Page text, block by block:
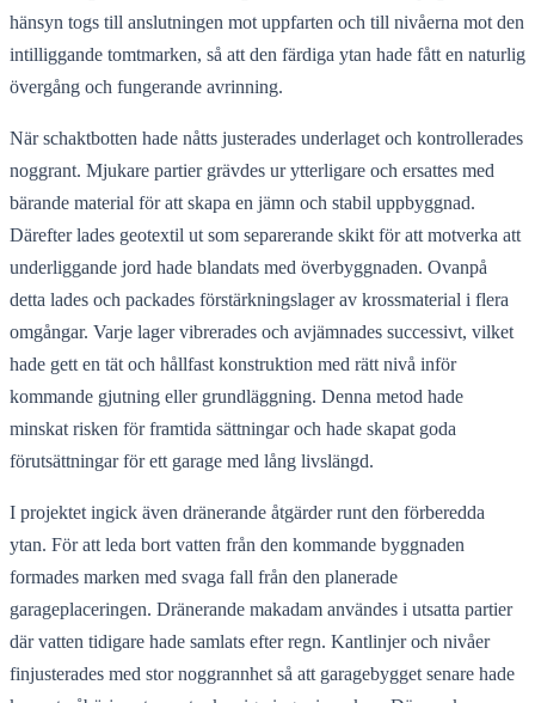
hänsyn togs till anslutningen mot uppfarten och till nivåerna mot den
intilliggande tomtmarken, så att den färdiga ytan hade fått en naturlig
övergång och fungerande avrinning.
När schaktbotten hade nåtts justerades underlaget och kontrollerades
noggrant. Mjukare partier grävdes ur ytterligare och ersattes med
bärande material för att skapa en jämn och stabil uppbyggnad.
Därefter lades geotextil ut som separerande skikt för att motverka att
underliggande jord hade blandats med överbyggnaden. Ovanpå
detta lades och packades förstärkningslager av krossmaterial i flera
omgångar. Varje lager vibrerades och avjämnades successivt, vilket
hade gett en tät och hållfast konstruktion med rätt nivå inför
kommande gjutning eller grundläggning. Denna metod hade
minskat risken för framtida sättningar och hade skapat goda
förutsättningar för ett garage med lång livslängd.
I projektet ingick även dränerande åtgärder runt den förberedda
ytan. För att leda bort vatten från den kommande byggnaden
formades marken med svaga fall från den planerade
garageplaceringen. Dränerande makadam användes i utsatta partier
där vatten tidigare hade samlats efter regn. Kantlinjer och nivåer
finjusterades med stor noggrannhet så att garagebygget senare hade